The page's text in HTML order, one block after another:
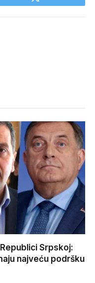
Twitter
Srpskoj:
najveću podršku